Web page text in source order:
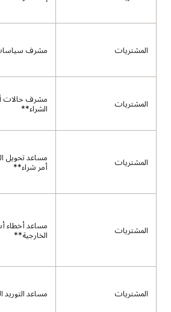
المشتريات مشرف
المشتريات
مشرف حالات
الشراء**
المشتريات
مساعد تحويل
أمر شراء**
المشتريات
مساعد أخطاء
الخارجية**
المشتريات مساعد التوريد